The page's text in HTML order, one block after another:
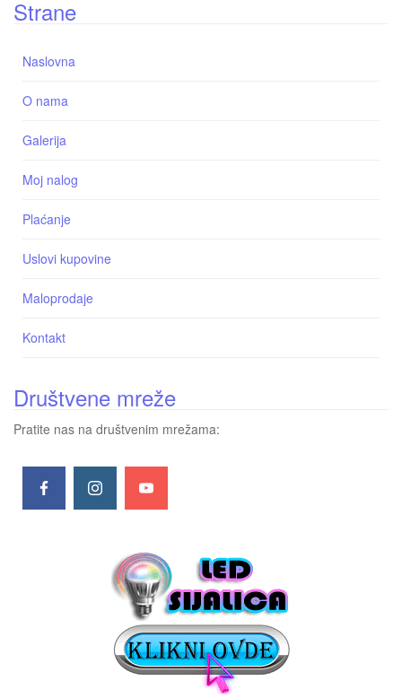
Strane
Naslovna
O nama
Galerija
Moj nalog
Plaćanje
Uslovi kupovine
Maloprodaje
Kontakt
Društvene mreže
Pratite nas na društvenim mrežama: